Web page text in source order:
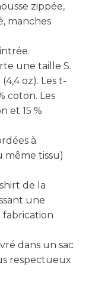
zippée,
manches
une taille S.
oz). Les t-
coton. Les
et 15 %
à
même tissu)
de la
une
dans un sac
respectueux